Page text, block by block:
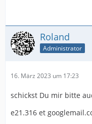
Roland
Administrator
16. März 2023 um 17:23
schickst Du mir bitte
e21.316 et